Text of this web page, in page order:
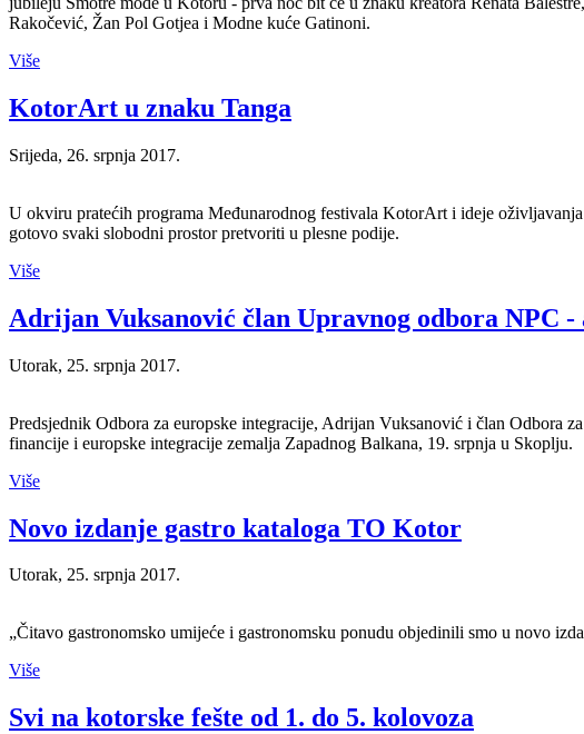
Rakočević, Žan Pol Gotjea i Modne kuće Gatinoni.
Više
KotorArt u znaku Tanga
Srijeda, 26. srpnja 2017.
U okviru pratećih programa Međunarodnog festivala KotorArt i ideje
gotovo svaki slobodni prostor pretvoriti u plesne podije.
Više
Adrijan Vuksanović član Upravnog odbora NPC -
Utorak, 25. srpnja 2017.
Predsjednik Odbora za europske integracije, Adrijan Vuksanović i član Odbora
financije i europske integracije zemalja Zapadnog Balkana, 19. srpnja u Skoplju.
Više
Novo izdanje gastro kataloga TO Kotor
Utorak, 25. srpnja 2017.
„Čitavo gastronomsko umijeće i gastronomsku ponudu objedinili smo u novo
Više
Svi na kotorske fešte od 1. do 5. kolovoza